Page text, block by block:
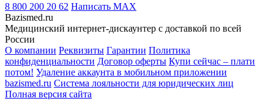
8 800 200 20 62 Написать MAX
Bazismed.ru
Медицинский интернет-дискаунтер с доставкой по всей
России
О компании Реквизиты Гарантии Политика
конфиденциальности Договор оферты Купи сейчас – плати
потом! Удаление аккаунта в мобильном приложении
bazismed.ru Система лояльности для юридических лиц
Полная версия сайта